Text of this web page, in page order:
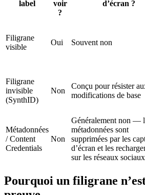
label
voir
?
d’écran ?
Filigrane
visible
Oui Souvent non
Filigrane
invisible
(SynthID)
Non
Conçu pour résister
modifications de base
Métadonnées
/ Content
Credentials
Non
Généralement non —
métadonnées sont
supprimées par les
d’écran et les
sur les réseaux sociaux
Pourquoi un filigrane